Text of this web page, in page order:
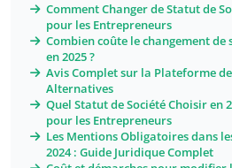
Comment Changer de Statut de
pour les Entrepreneurs
Combien coûte le changement
en 2025 ?
Avis Complet sur la Plateforme
Alternatives
Quel Statut de Société Choisir en
pour les Entrepreneurs
Les Mentions Obligatoires dans
2024 : Guide Juridique Complet